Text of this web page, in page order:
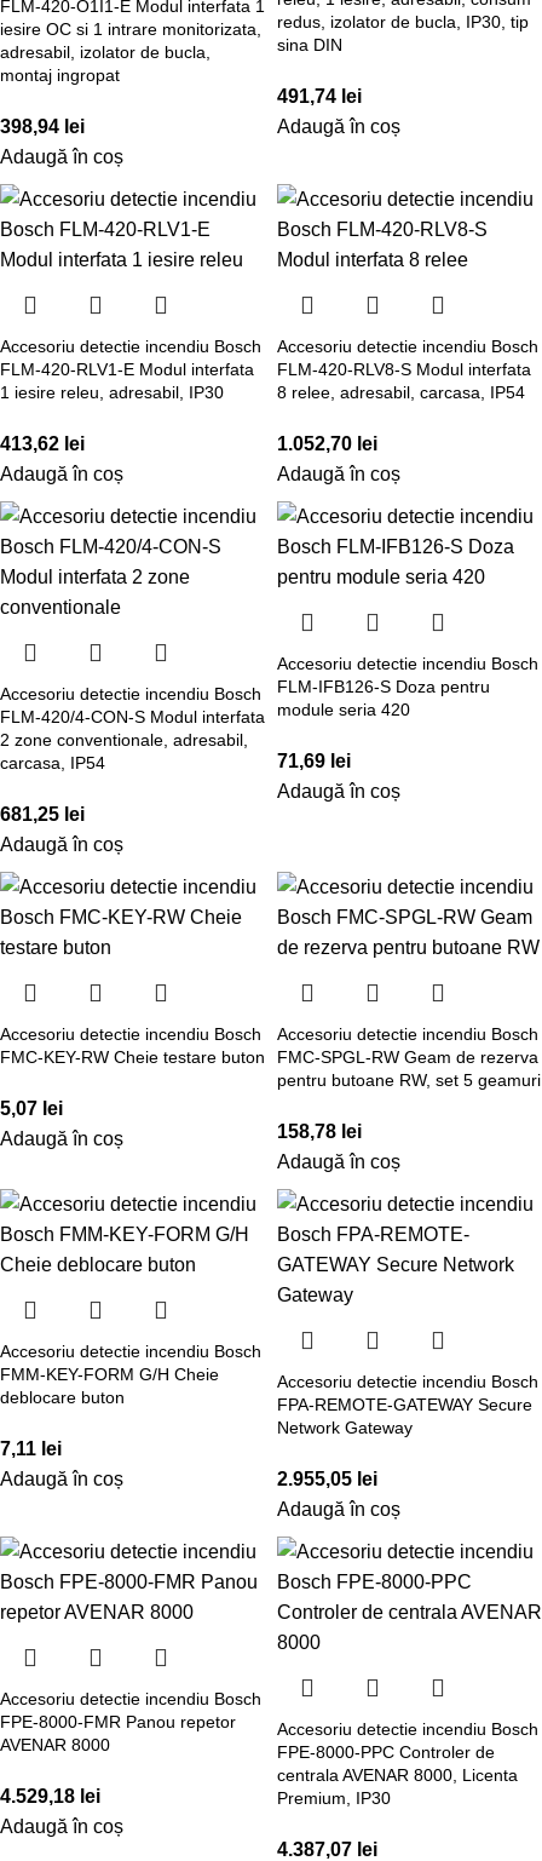
FLM-420-O1I1-E Modul interfata 1
iesire OC si 1 intrare monitorizata,
adresabil, izolator de bucla,
montaj ingropat
398,94 lei
Adaugă în coș
redus, izolator de bucla, IP30, tip
sina DIN
491,74 lei
Adaugă în coș
Accesoriu detectie incendiu Bosch
FLM-420-RLV1-E Modul interfata
1 iesire releu, adresabil, IP30
413,62 lei
Adaugă în coș
Accesoriu detectie incendiu Bosch
FLM-420-RLV8-S Modul interfata
8 relee, adresabil, carcasa, IP54
1.052,70 lei
Adaugă în coș
Accesoriu detectie incendiu Bosch
FLM-420/4-CON-S Modul interfata
2 zone conventionale, adresabil,
carcasa, IP54
681,25 lei
Adaugă în coș
Accesoriu detectie incendiu Bosch
FLM-IFB126-S Doza pentru
module seria 420
71,69 lei
Adaugă în coș
Accesoriu detectie incendiu Bosch
FMC-KEY-RW Cheie testare buton
5,07 lei
Adaugă în coș
Accesoriu detectie incendiu Bosch
FMC-SPGL-RW Geam de rezerva
pentru butoane RW, set 5 geamuri
158,78 lei
Adaugă în coș
Accesoriu detectie incendiu Bosch
FMM-KEY-FORM G/H Cheie
deblocare buton
7,11 lei
Adaugă în coș
Accesoriu detectie incendiu Bosch
FPA-REMOTE-GATEWAY Secure
Network Gateway
2.955,05 lei
Adaugă în coș
Accesoriu detectie incendiu Bosch
FPE-8000-FMR Panou repetor
AVENAR 8000
4.529,18 lei
Adaugă în coș
Accesoriu detectie incendiu Bosch
FPE-8000-PPC Controler de
centrala AVENAR 8000, Licenta
Premium, IP30
4.387,07 lei